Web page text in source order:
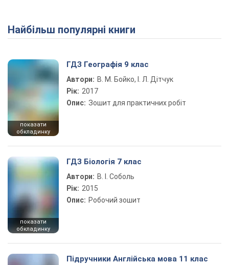
Найбільш популярні книги
показати
обкладинку
ГДЗ Географія 9 клас
Автори: В. М. Бойко, І. Л. Дітчук
Рік: 2017
Опис: Зошит для практичних робіт
показати
обкладинку
ГДЗ Біологія 7 клас
Автори: В. І. Соболь
Рік: 2015
Опис: Робочий зошит
Підручники Англійська мова 11 клас